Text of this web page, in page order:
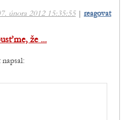
února 2012 15:35:55| reagovat
že ...